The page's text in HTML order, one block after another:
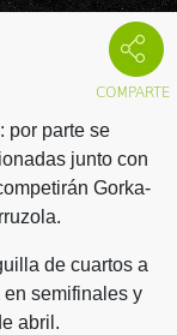
por parte se
junto con
Gorka-
de cuartos a
semifinales y
abril.